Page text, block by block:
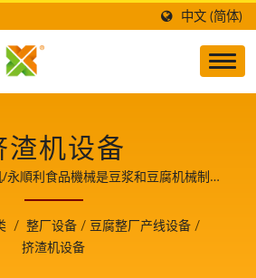
中文 (简体)
渣机设备
順利食品機械是豆浆和豆腐机械制造
也是食品安全的守护者，并分享生产豆
验，使我们成为客户成长的重要伙伴。
/ 整厂设备 / 豆腐整厂产线设备 /
挤渣机设备